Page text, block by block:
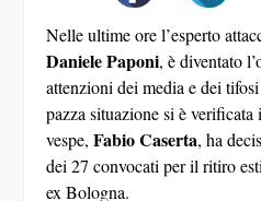
Nelle ultime ore l’esperto
Daniele Paponi , è diventato
attenzioni dei media e dei
pazza situazione si è
vespe,Fabio Caserta , ha
dei 27 convocati per il ritiro
ex Bologna.